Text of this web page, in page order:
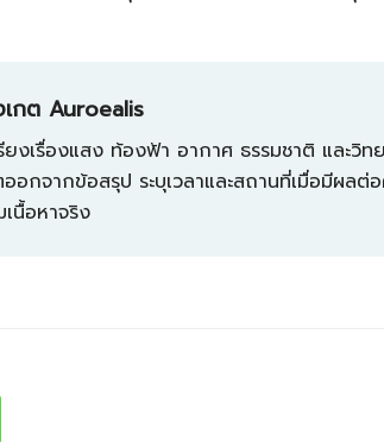
เกต Auroealis
ยงเรื่องแสง ท้องฟ้า อากาศ ธรรมชาติ และวิ
อกจากข้อสรุป ระบุเวลาและสถานที่เมื่อมีผลต่
นื้อหาจริง